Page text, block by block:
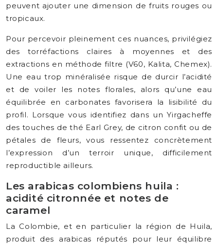
peuvent ajouter une dimension de fruits rouges ou
tropicaux.
Pour percevoir pleinement ces nuances, privilégiez
des torréfactions claires à moyennes et des
extractions en méthode filtre (V60, Kalita, Chemex).
Une eau trop minéralisée risque de durcir l’acidité
et de voiler les notes florales, alors qu’une eau
équilibrée en carbonates favorisera la lisibilité du
profil. Lorsque vous identifiez dans un Yirgacheffe
des touches de thé Earl Grey, de citron confit ou de
pétales de fleurs, vous ressentez concrètement
l’expression d’un terroir unique, difficilement
reproductible ailleurs.
Les arabicas colombiens huila :
acidité citronnée et notes de
caramel
La Colombie, et en particulier la région de Huila,
produit des arabicas réputés pour leur équilibre